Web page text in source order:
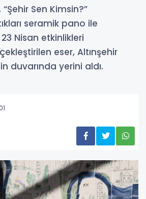
Sen Kimsin?”
seramik pano ile
Nisan etkinlikleri
eser, Altınşehir
duvarında yerini aldı.